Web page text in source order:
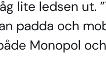
lite ledsen ut.
padda och
Monopol